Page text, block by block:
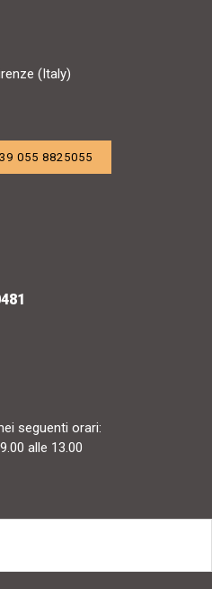
(Italy)
055 8825055
seguenti orari:
alle 13.00